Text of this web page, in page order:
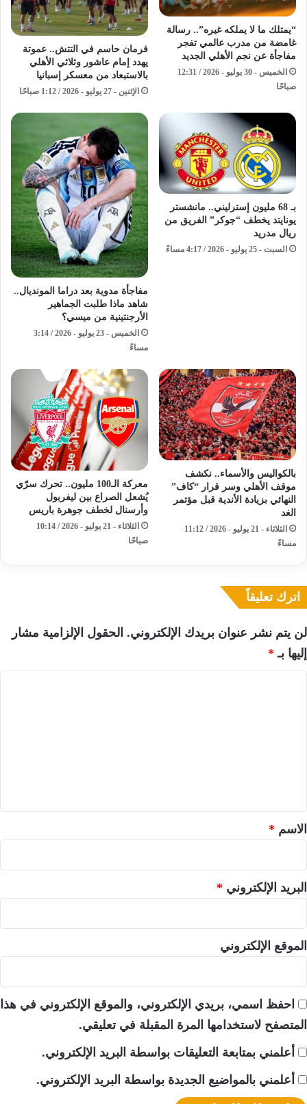
“يمتلك ما لا يملكه غيره”.. رسالة
غامضة من مدرب عالمي تفجر
مفاجأة عن نجم الأهلي الجديد
الخميس - 30 يوليو - 2026 / 12:31
صباحًا
فرمان حاسم في التتش.. عموتة
يهدد إمام عاشور وثلاثي الأهلي
بالاستبعاد من معسكر إسبانيا
الإثنين - 27 يوليو - 2026 / 1:12 صباحًا
بـ 68 مليون إسترليني.. مانشستر
يونايتد يخطف “جوكر” الفريق من
ريال مدريد
السبت - 25 يوليو - 2026 / 4:17 مساءً
مفاجأة مدوية بعد دراما المونديال..
شاهد ماذا طلبت الجماهير
الأرجنتينية من ميسي؟
الخميس - 23 يوليو - 2026 / 3:14
مساءً
بالكواليس والأسماء.. نكشف
موقف الأهلي وسر قرار “كاف”
النهائي بزيادة الأندية قبل مؤتمر
الغد
الثلاثاء - 21 يوليو - 2026 / 11:12
مساءً
معركة الـ100 مليون.. تحرك سرّي
يُشعل الصراع بين ليفربول
وأرسنال لخطف جوهرة باريس
الثلاثاء - 21 يوليو - 2026 / 10:14
صباحًا
اترك تعليقاً
لن يتم نشر عنوان بريدك الإلكتروني. الحقول الإلزامية مشار
إليها بـ *
*الاسم *
البريد الإلكتروني *
الموقع الإلكتروني
احفظ اسمي، بريدي الإلكتروني، والموقع الإلكتروني في هذا
المتصفح لاستخدامها المرة المقبلة في تعليقي.
أعلمني بمتابعة التعليقات بواسطة البريد الإلكتروني.
أعلمني بالمواضيع الجديدة بواسطة البريد الإلكتروني.